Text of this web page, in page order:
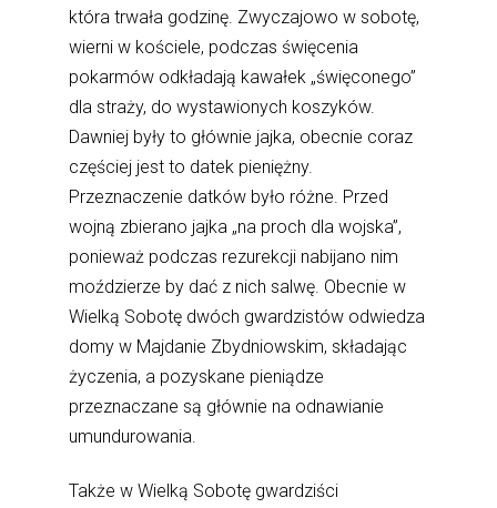
która trwała godzinę. Zwyczajowo w sobotę,
wierni w kościele, podczas święcenia
pokarmów odkładają kawałek „święconego”
dla straży, do wystawionych koszyków.
Dawniej były to głównie jajka, obecnie coraz
częściej jest to datek pieniężny.
Przeznaczenie datków było różne. Przed
wojną zbierano jajka „na proch dla wojska”,
ponieważ podczas rezurekcji nabijano nim
moździerze by dać z nich salwę. Obecnie w
Wielką Sobotę dwóch gwardzistów odwiedza
domy w Majdanie Zbydniowskim, składając
życzenia, a pozyskane pieniądze
przeznaczane są głównie na odnawianie
umundurowania.
Także w Wielką Sobotę gwardziści